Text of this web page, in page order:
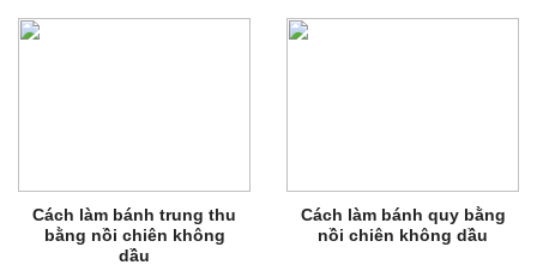
Cách làm bánh trung thu
bằng nồi chiên không
dầu
Cách làm bánh quy bằng
nồi chiên không dầu